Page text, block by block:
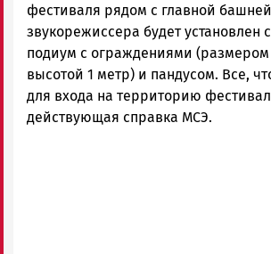
фестиваля рядом с главной башней
звукорежиссера будет установлен
подиум с ограждениями (размером
высотой 1 метр) и пандусом. Все,
для входа на территорию
действующая справка МСЭ.